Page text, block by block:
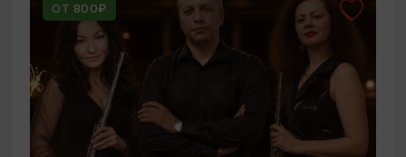
ОТ 800₽